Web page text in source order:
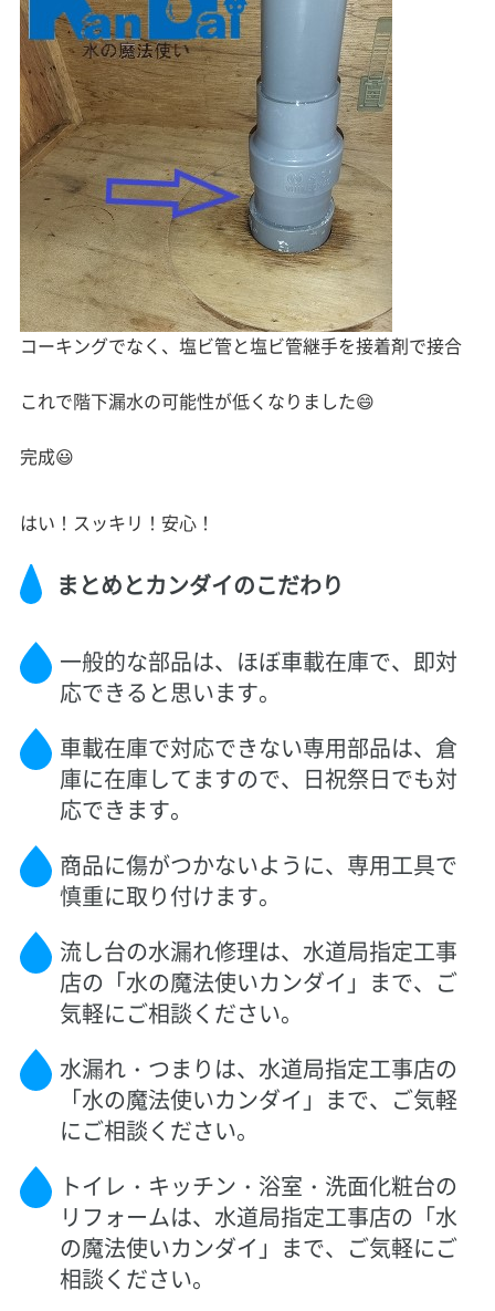
コーキングでなく、塩ビ管と塩ビ管継手を接着剤で接合
これで階下漏水の可能性が低くなりました😄
完成😃
はい！スッキリ！安心！
まとめとカンダイのこだわり
一般的な部品は、ほぼ車載在庫で、即対
応できると思います。
車載在庫で対応できない専用部品は、倉
庫に在庫してますので、日祝祭日でも対
応できます。
商品に傷がつかないように、専用工具で
慎重に取り付けます。
流し台の水漏れ修理は、水道局指定工事
店の「水の魔法使いカンダイ」まで、ご
気軽にご相談ください。
水漏れ・つまりは、水道局指定工事店の
「水の魔法使いカンダイ」まで、ご気軽
にご相談ください。
トイレ・キッチン・浴室・洗面化粧台の
リフォームは、水道局指定工事店の「水
の魔法使いカンダイ」まで、ご気軽にご
相談ください。